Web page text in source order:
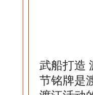
武船打造
节铭牌是